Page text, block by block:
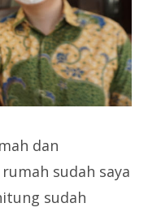
dan
sudah saya
sudah